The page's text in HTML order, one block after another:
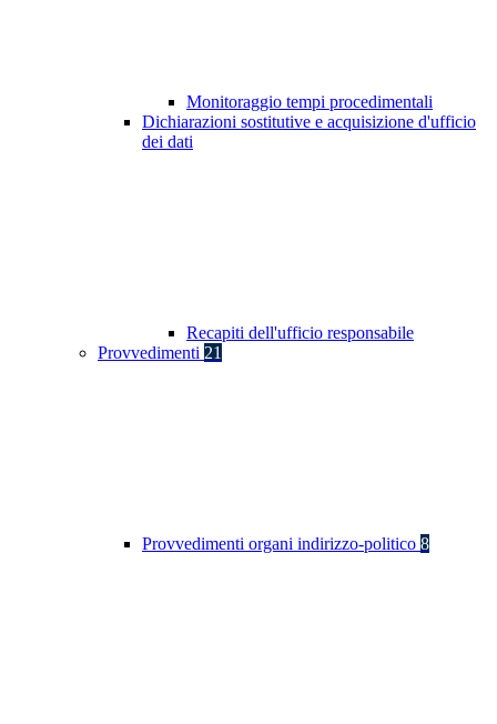
Monitoraggio tempi procedimentali
Dichiarazioni sostitutive e acquisizione d'ufficio
dei dati
Recapiti dell'ufficio responsabile
Provvedimenti 21
Provvedimenti organi indirizzo-politico 8